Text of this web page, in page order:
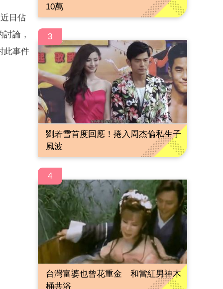
日佔
論，
此事件
10萬
3
劉若雪首度回應！捲入周杰倫私生子
風波
4
台灣富婆也曾花重金 和當紅男神木
桶共浴